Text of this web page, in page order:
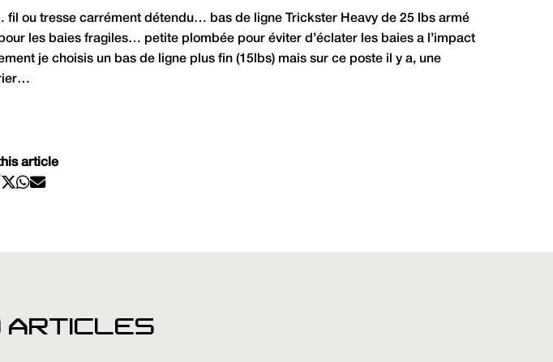
ou tresse carrément détendu… bas de ligne Trickster Heavy de 25 lbs armé
les baies fragiles… petite plombée pour éviter d’éclater les baies a l’impact
je choisis un bas de ligne plus fin (15lbs) mais sur ce poste il y a, une
article